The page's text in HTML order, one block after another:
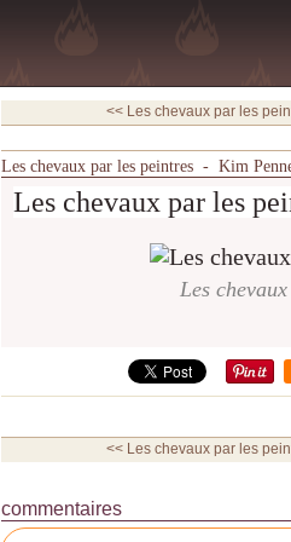
<< Les chevaux par les
Les chevaux par les peintres - Kim
Les chevaux par les
Les
<< Les chevaux par les
commentaires